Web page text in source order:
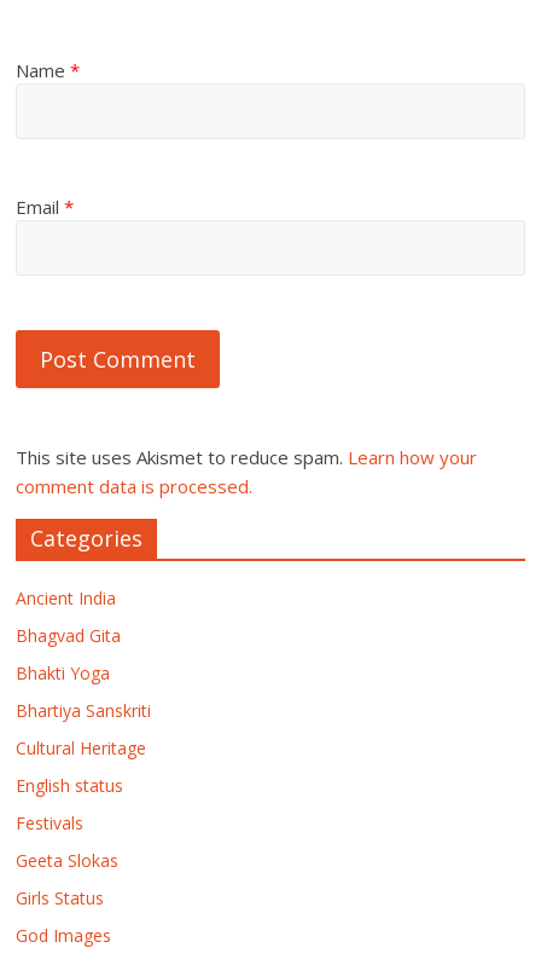
Name*
Email*
This site uses Akismet to reduce spam. Learn how your
comment data is processed.
Categories
Ancient India
Bhagvad Gita
Bhakti Yoga
Bhartiya Sanskriti
Cultural Heritage
English status
Festivals
Geeta Slokas
Girls Status
God Images